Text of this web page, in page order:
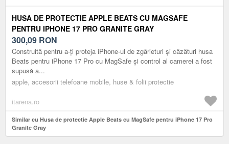
HUSA DE PROTECTIE APPLE BEATS CU MAGSAFE
PENTRU IPHONE 17 PRO GRANITE GRAY
300,09 RON
Construită pentru a-ți proteja iPhone-ul de zgârieturi și căzături husa
Beats pentru iPhone 17 Pro cu MagSafe și control al camerei a fost
supusă a...
apple, accesorii telefoane mobile, huse & folii protectie
itarena.ro
Similar cu Husa de protectie Apple Beats cu MagSafe pentru iPhone 17 Pro
Granite Gray